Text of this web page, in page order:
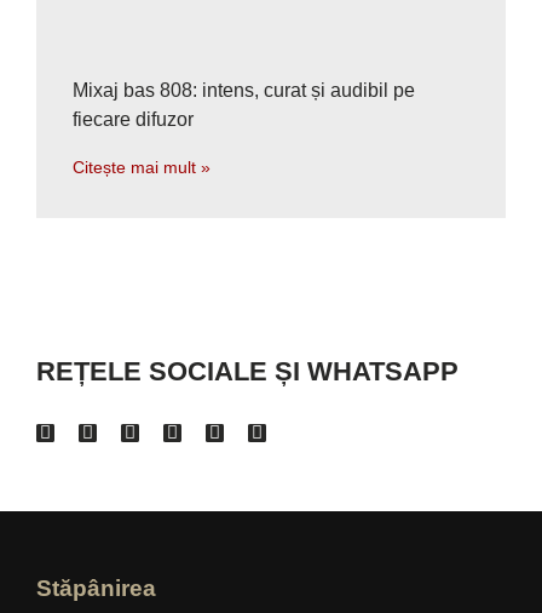
Mixaj bas 808: intens, curat și audibil pe
fiecare difuzor
Citește mai mult »
REȚELE SOCIALE ȘI WHATSAPP
Stăpânirea